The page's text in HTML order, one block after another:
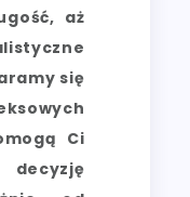
aż
się
Ci